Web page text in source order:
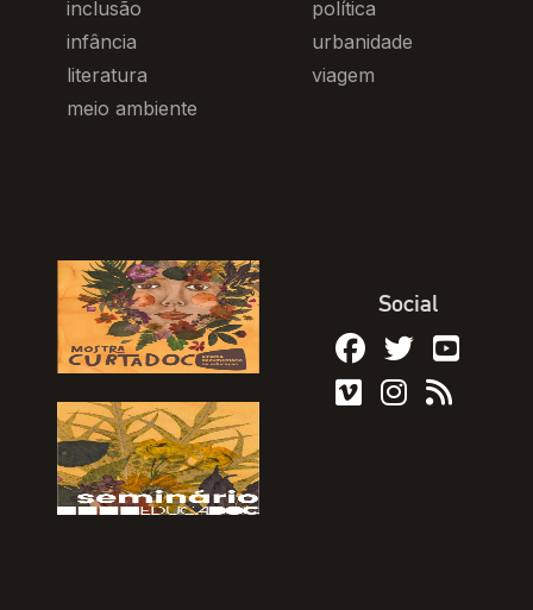
inclusão
infância
literatura
meio ambiente
política
urbanidade
viagem
Social